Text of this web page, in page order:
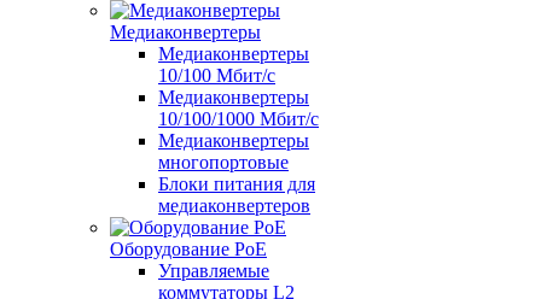
Медиаконвертеры
Медиаконвертеры
10/100 Мбит/с
Медиаконвертеры
10/100/1000 Мбит/c
Медиаконвертеры
многопортовые
Блоки питания для
медиаконвертеров
Оборудование PoE
Управляемые
коммутаторы L2